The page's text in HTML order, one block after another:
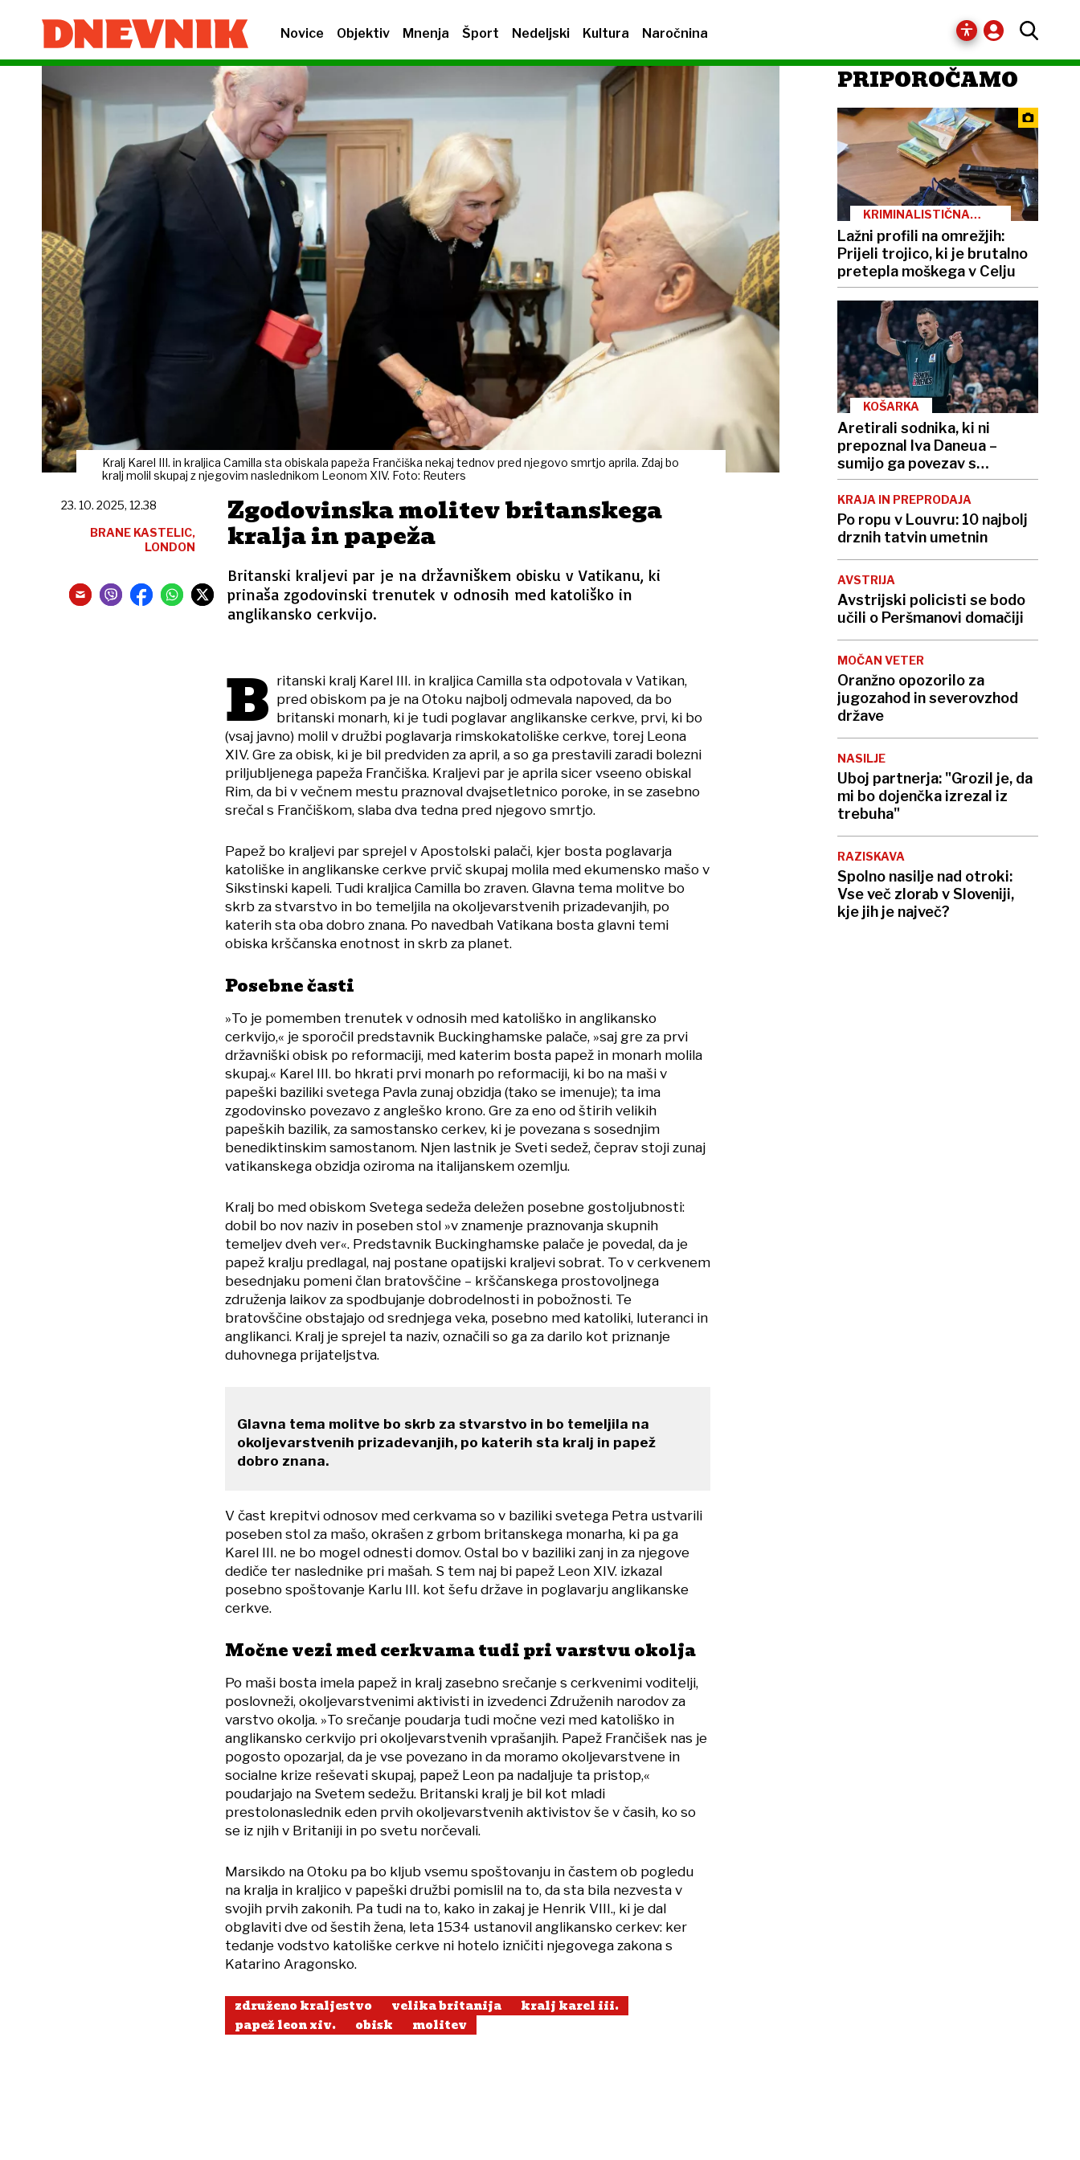
Novice Objektiv Mnenja Šport Nedeljski Kultura Naročnina
Kralj Karel III. in kraljica Camilla sta obiskala papeža Frančiška nekaj tednov pred njegovo smrtjo aprila. Zdaj bo
kralj molil skupaj z njegovim naslednikom Leonom XIV. Foto: Reuters
Zgodovinska molitev britanskega
kralja in papeža
Britanski kraljevi par je na državniškem obisku v Vatikanu, ki
prinaša zgodovinski trenutek v odnosih med katoliško in
anglikansko cerkvijo.
23. 10. 2025, 12.38
BRANE KASTELIC,
LONDON
B ritanski kralj Karel III. in kraljica Camilla sta odpotovala v Vatikan,
pred obiskom pa je na Otoku najbolj odmevala napoved, da bo
britanski monarh, ki je tudi poglavar anglikanske cerkve, prvi, ki bo
(vsaj javno) molil v družbi poglavarja rimskokatoliške cerkve, torej Leona
XIV. Gre za obisk, ki je bil predviden za april, a so ga prestavili zaradi bolezni
priljubljenega papeža Frančiška. Kraljevi par je aprila sicer vseeno obiskal
Rim, da bi v večnem mestu praznoval dvajsetletnico poroke, in se zasebno
srečal s Frančiškom, slaba dva tedna pred njegovo smrtjo.
Papež bo kraljevi par sprejel v Apostolski palači, kjer bosta poglavarja
katoliške in anglikanske cerkve prvič skupaj molila med ekumensko mašo v
Sikstinski kapeli. Tudi kraljica Camilla bo zraven. Glavna tema molitve bo
skrb za stvarstvo in bo temeljila na okoljevarstvenih prizadevanjih, po
katerih sta oba dobro znana. Po navedbah Vatikana bosta glavni temi
obiska krščanska enotnost in skrb za planet.
Posebne časti
»To je pomemben trenutek v odnosih med katoliško in anglikansko
cerkvijo,« je sporočil predstavnik Buckinghamske palače, »saj gre za prvi
državniški obisk po reformaciji, med katerim bosta papež in monarh molila
skupaj.« Karel III. bo hkrati prvi monarh po reformaciji, ki bo na maši v
papeški baziliki svetega Pavla zunaj obzidja (tako se imenuje); ta ima
zgodovinsko povezavo z angleško krono. Gre za eno od štirih velikih
papeških bazilik, za samostansko cerkev, ki je povezana s sosednjim
benediktinskim samostanom. Njen lastnik je Sveti sedež, čeprav stoji zunaj
vatikanskega obzidja oziroma na italijanskem ozemlju.
Kralj bo med obiskom Svetega sedeža deležen posebne gostoljubnosti:
dobil bo nov naziv in poseben stol »v znamenje praznovanja skupnih
temeljev dveh ver«. Predstavnik Buckinghamske palače je povedal, da je
papež kralju predlagal, naj postane opatijski kraljevi sobrat. To v cerkvenem
besednjaku pomeni član bratovščine – krščanskega prostovoljnega
združenja laikov za spodbujanje dobrodelnosti in pobožnosti. Te
bratovščine obstajajo od srednjega veka, posebno med katoliki, luteranci in
anglikanci. Kralj je sprejel ta naziv, označili so ga za darilo kot priznanje
duhovnega prijateljstva.
Glavna tema molitve bo skrb za stvarstvo in bo temeljila na
okoljevarstvenih prizadevanjih, po katerih sta kralj in papež
dobro znana.
V čast krepitvi odnosov med cerkvama so v baziliki svetega Petra ustvarili
poseben stol za mašo, okrašen z grbom britanskega monarha, ki pa ga
Karel III. ne bo mogel odnesti domov. Ostal bo v baziliki zanj in za njegove
dediče ter naslednike pri mašah. S tem naj bi papež Leon XIV. izkazal
posebno spoštovanje Karlu III. kot šefu države in poglavarju anglikanske
cerkve.
Močne vezi med cerkvama tudi pri varstvu okolja
Po maši bosta imela papež in kralj zasebno srečanje s cerkvenimi voditelji,
poslovneži, okoljevarstvenimi aktivisti in izvedenci Združenih narodov za
varstvo okolja. »To srečanje poudarja tudi močne vezi med katoliško in
anglikansko cerkvijo pri okoljevarstvenih vprašanjih. Papež Frančišek nas je
pogosto opozarjal, da je vse povezano in da moramo okoljevarstvene in
socialne krize reševati skupaj, papež Leon pa nadaljuje ta pristop,«
poudarjajo na Svetem sedežu. Britanski kralj je bil kot mladi
prestolonaslednik eden prvih okoljevarstvenih aktivistov še v časih, ko so
se iz njih v Britaniji in po svetu norčevali.
Marsikdo na Otoku pa bo kljub vsemu spoštovanju in častem ob pogledu
na kralja in kraljico v papeški družbi pomislil na to, da sta bila nezvesta v
svojih prvih zakonih. Pa tudi na to, kako in zakaj je Henrik VIII., ki je dal
obglaviti dve od šestih žena, leta 1534 ustanovil anglikansko cerkev: ker
tedanje vodstvo katoliške cerkve ni hotelo izničiti njegovega zakona s
Katarino Aragonsko.
združeno kraljestvo velika britanija
kralj karel iii.
papež leon xiv.
obisk molitev
PRIPOROČAMO
KRIMINALISTIČNA
PREISKAVA
Lažni profili na omrežjih:
Prijeli trojico, ki je brutalno
pretepla moškega v Celju
KOŠARKA
Aretirali sodnika, ki ni
prepoznal Iva Daneua –
sumijo ga povezav s
kriminalno združbo
KRAJA IN PREPRODAJA
Po ropu v Louvru: 10 najbolj
drznih tatvin umetnin
AVSTRIJA
Avstrijski policisti se bodo
učili o Peršmanovi domačiji
MOČAN VETER
Oranžno opozorilo za
jugozahod in severovzhod
države
NASILJE
Uboj partnerja: "Grozil je, da
mi bo dojenčka izrezal iz
trebuha"
RAZISKAVA
Spolno nasilje nad otroki:
Vse več zlorab v Sloveniji,
kje jih je največ?